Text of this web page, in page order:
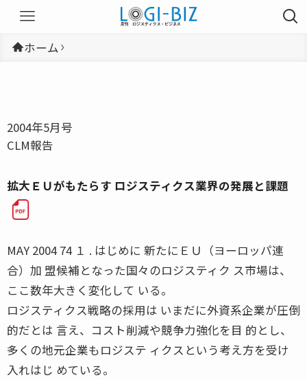
ホーム
2004年5月号
CLM報告
拡大ＥＵがもたらす ロジスティクス業界の発展と課題
MAY 2004 74 １ . はじめに 新たにＥＵ（ヨーロッパ連
合）加 盟候補となった国々のロジスティク ス市場は、
ここ数年大きく変化して いる。
ロジスティクス戦略の採用は いまだに外資系企業が圧倒
的だとは 言え、コスト削減や競争力強化を目 的とし、
多くの地元企業もロジステ ィクスという考え方を受け
入れはじ めている。